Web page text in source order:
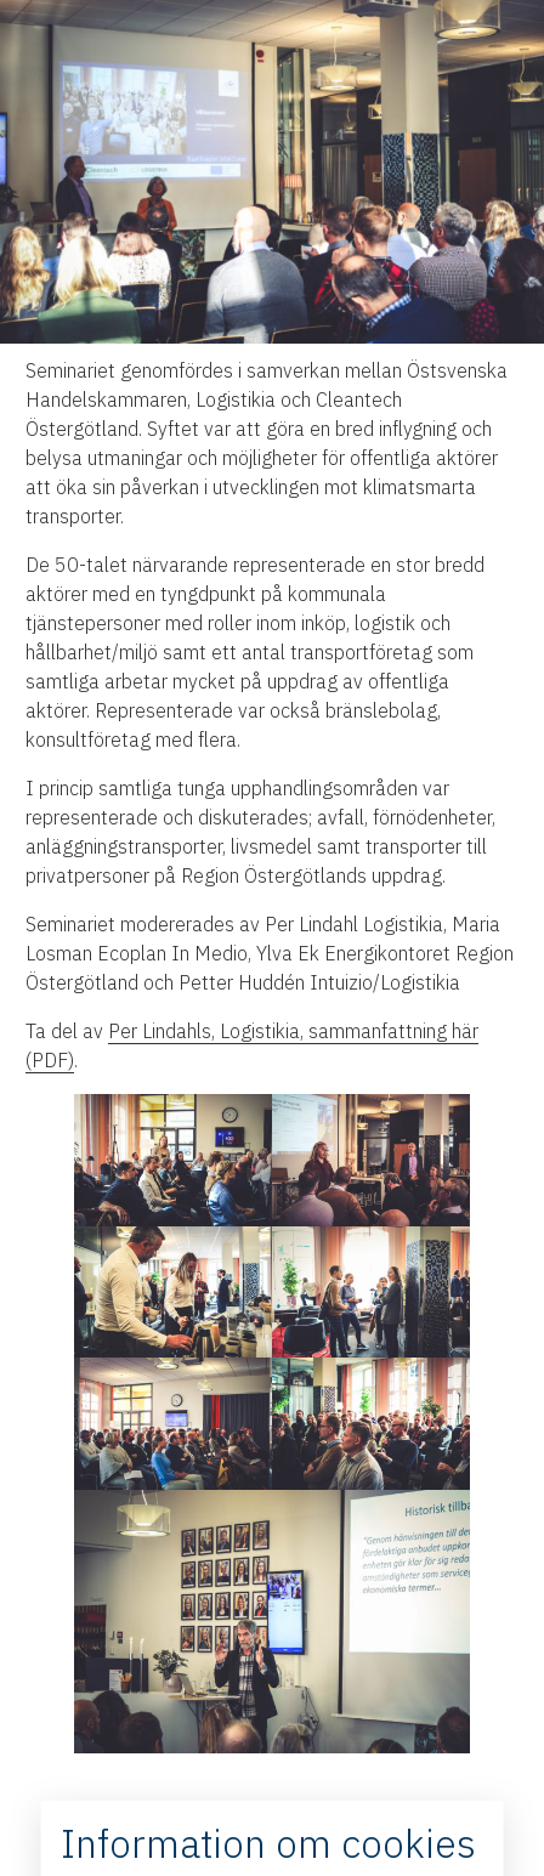
Seminariet genomfördes i samverkan mellan Östsvenska
Handelskammaren, Logistikia och Cleantech
Östergötland. Syftet var att göra en bred inflygning och
belysa utmaningar och möjligheter för offentliga aktörer
att öka sin påverkan i utvecklingen mot klimatsmarta
transporter.
De 50-talet närvarande representerade en stor bredd
aktörer med en tyngdpunkt på kommunala
tjänstepersoner med roller inom inköp, logistik och
hållbarhet/miljö samt ett antal transportföretag som
samtliga arbetar mycket på uppdrag av offentliga
aktörer. Representerade var också bränslebolag,
konsultföretag med flera.
I princip samtliga tunga upphandlingsområden var
representerade och diskuterades; avfall, förnödenheter,
anläggningstransporter, livsmedel samt transporter till
privatpersoner på Region Östergötlands uppdrag.
Seminariet modererades av Per Lindahl Logistikia, Maria
Losman Ecoplan In Medio, Ylva Ek Energikontoret Region
Östergötland och Petter Huddén Intuizio/Logistikia
Ta del av Per Lindahls, Logistikia, sammanfattning här
(PDF).
Information om cookies